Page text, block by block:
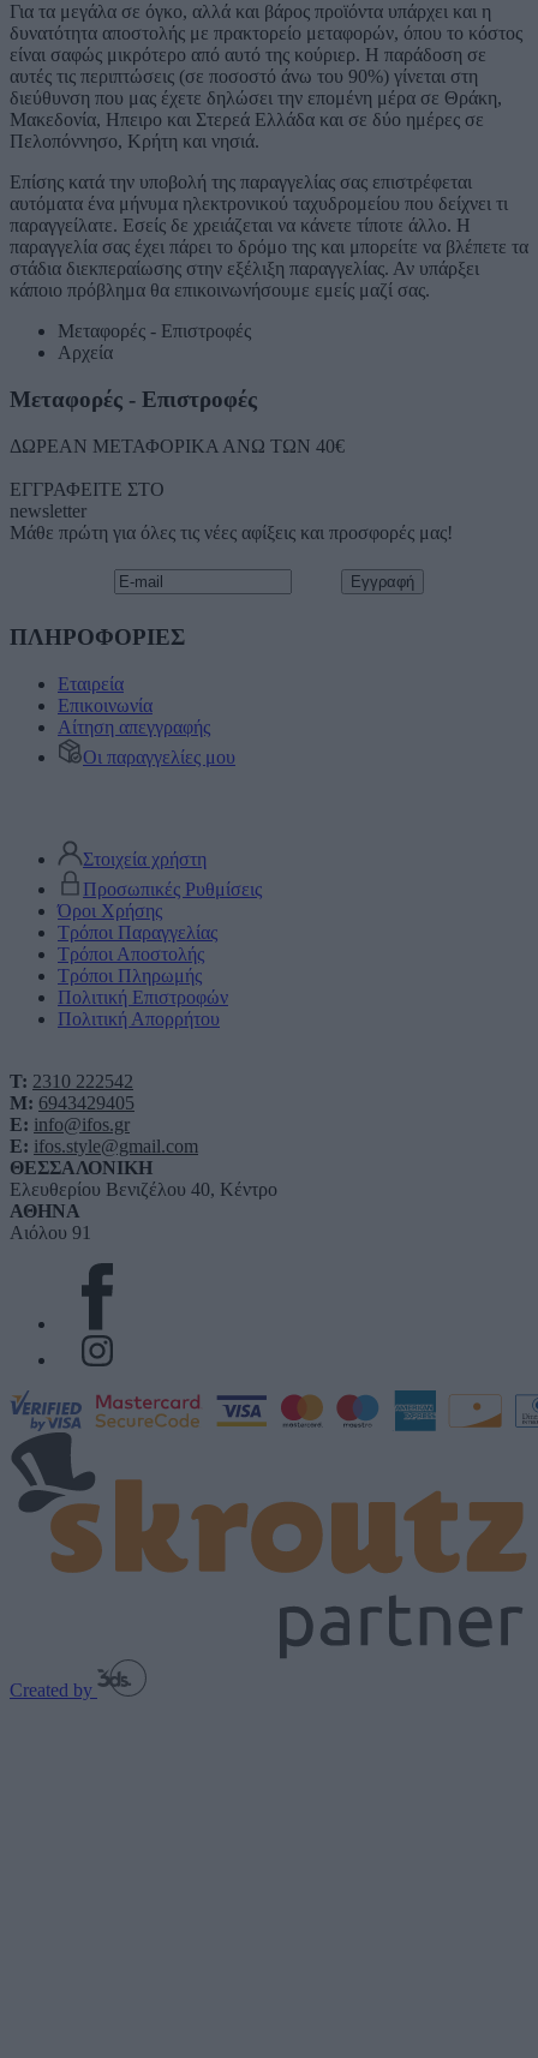
Για τα μεγάλα σε όγκο, αλλά και βάρος προϊόντα υπάρχει και η
δυνατότητα αποστολής με πρακτορείο μεταφορών, όπου το κόστος
είναι σαφώς μικρότερο από αυτό της κούριερ. Η παράδοση σε
αυτές τις περιπτώσεις (σε ποσοστό άνω του 90%) γίνεται στη
διεύθυνση που μας έχετε δηλώσει την επομένη μέρα σε Θράκη,
Μακεδονία, Ηπειρο και Στερεά Ελλάδα και σε δύο ημέρες σε
Πελοπόννησο, Κρήτη και νησιά.
Επίσης κατά την υποβολή της παραγγελίας σας επιστρέφεται
αυτόματα ένα μήνυμα ηλεκτρονικού ταχυδρομείου που δείχνει τι
παραγγείλατε. Εσείς δε χρειάζεται να κάνετε τίποτε άλλο. Η
παραγγελία σας έχει πάρει το δρόμο της και μπορείτε να βλέπετε τα
στάδια διεκπεραίωσης στην εξέλιξη παραγγελίας. Αν υπάρξει
κάποιο πρόβλημα θα επικοινωνήσουμε εμείς μαζί σας.
Μεταφορές - Επιστροφές
Αρχεία
Μεταφορές - Επιστροφές
ΔΩΡΕΑΝ ΜΕΤΑΦΟΡΙΚΑ ΑΝΩ ΤΩΝ 40€
ΕΓΓΡΑΦΕΙΤΕ ΣΤΟ
newsletter
Μάθε πρώτη για όλες τις νέες αφίξεις και προσφορές μας!
ΠΛΗΡΟΦΟΡΙΕΣ
Εταιρεία
Επικοινωνία
Αίτηση απεγγραφής
Οι παραγγελίες μου
Στοιχεία χρήστη
Προσωπικές Ρυθμίσεις
Όροι Χρήσης
Τρόποι Παραγγελίας
Τρόποι Αποστολής
Τρόποι Πληρωμής
Πολιτική Επιστροφών
Πολιτική Απορρήτου
T: 2310 222542
M: 6943429405
E: info@ifos.gr
E: ifos.style@gmail.com
ΘΕΣΣΑΛΟΝΙΚΗ
Ελευθερίου Βενιζέλου 40, Κέντρο
ΑΘΗΝΑ
Αιόλου 91
Created by